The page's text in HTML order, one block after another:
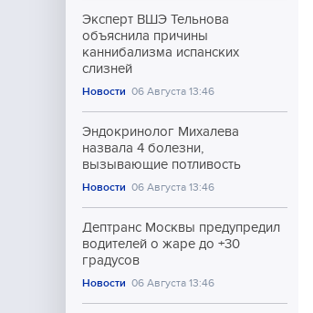
Эксперт ВШЭ Тельнова
объяснила причины
каннибализма испанских
слизней
Новости 06 Августа 13:46
Эндокринолог Михалева
назвала 4 болезни,
вызывающие потливость
Новости 06 Августа 13:46
Дептранс Москвы предупредил
водителей о жаре до +30
градусов
Новости 06 Августа 13:46